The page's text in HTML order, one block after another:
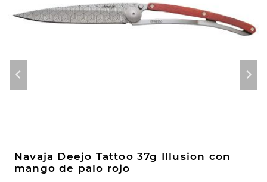
Navaja Deejo Tattoo 37g Illusion con
mango de palo rojo